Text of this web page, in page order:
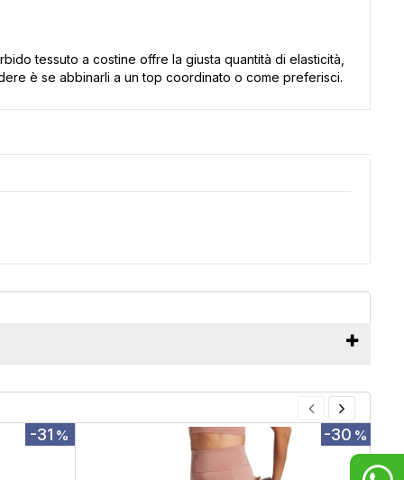
tessuto a costine offre la giusta quantità di elasticità,
è se abbinarli a un top coordinato o come preferisci.
-31 % -30 %